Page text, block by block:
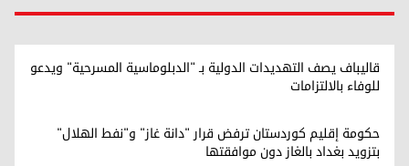
قاليباف يصف التهديدات الدولية بـ "الدبلوماسية المسرحية" ويدعو
للوفاء بالالتزامات
حكومة إقليم كوردستان ترفض قرار "دانة غاز" و"نفط الهلال"
بتزويد بغداد بالغاز دون موافقتها